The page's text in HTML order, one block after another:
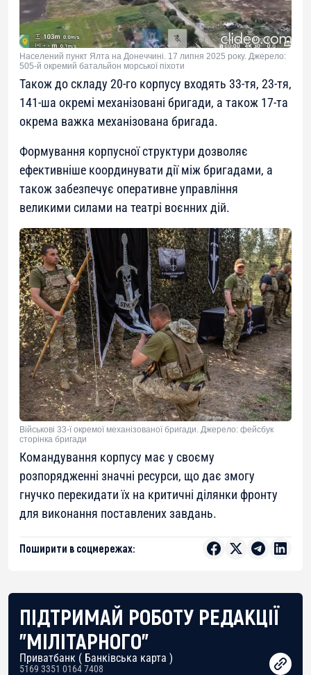
Населений пункт Ялта на Донеччині. 17 липня 2025 року. Джерело:
505-й окремий батальйон морської піхоти
Також до складу 20-го корпусу входять 33-тя, 23-тя,
141-ша окремі механізовані бригади, а також 17-та
окрема важка механізована бригада.
Формування корпусної структури дозволяє
ефективніше координувати дії між бригадами, а
також забезпечує оперативне управління
великими силами на театрі воєнних дій.
Військові 33-ї окремої механізованої бригади. Джерело: фейсбук
сторінка бригади
Командування корпусу має у своєму
розпорядженні значні ресурси, що дає змогу
гнучко перекидати їх на критичні ділянки фронту
для виконання поставлених завдань.
Поширити в соцмережах:
ПІДТРИМАЙ РОБОТУ РЕДАКЦІЇ
"МІЛІТАРНОГО"
Приватбанк ( Банківська карта )
5169 3351 0164 7408